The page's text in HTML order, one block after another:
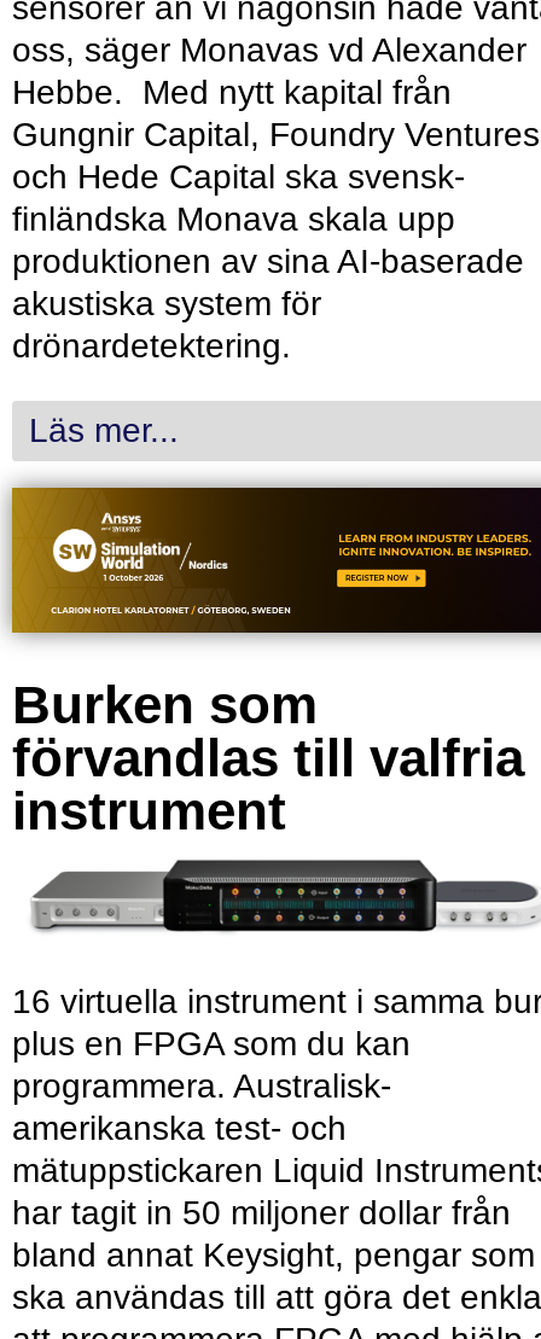
sensorer än vi någonsin hade
oss, säger Monavas vd Alexander
Hebbe. Med nytt kapital från
Gungnir Capital, Foundry Ventures
och Hede Capital ska svensk-
finländska Monava skala upp
produktionen av sina AI-baserade
akustiska system för
drönardetektering.
Läs mer...
Burken som
förvandlas till valfria
instrument
16 virtuella instrument i samma
plus en FPGA som du kan
programmera. Australisk-
amerikanska test- och
mätuppstickaren Liquid
har tagit in 50 miljoner dollar från
bland annat Keysight, pengar som
ska användas till att göra det